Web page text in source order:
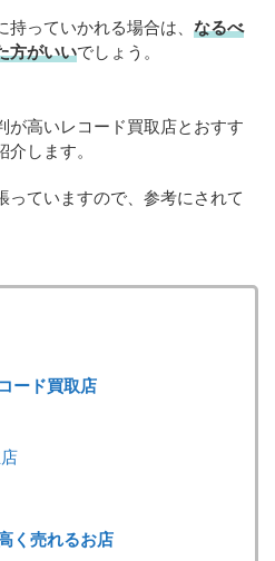
っていかれる場合は、 なるべ
方がいいでしょう。
が高いレコード買取店とおすす
します。
っていますので、参考にされて
ード買取店
く売れるお店